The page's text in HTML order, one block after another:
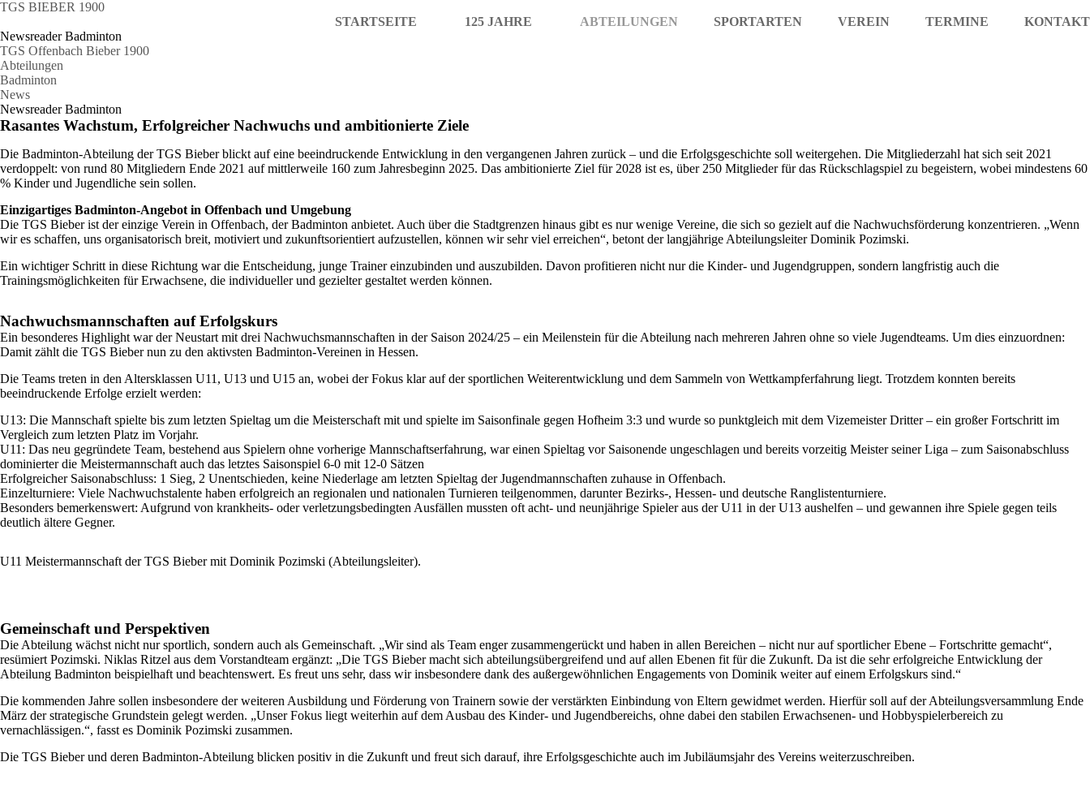
TGS BIEBER 1900
STARTSEITE
125 JAHRE ABTEILUNGEN SPORTARTEN VEREIN TERMINE
KONTAKT
Newsreader Badminton
TGS Offenbach Bieber 1900
Abteilungen
Badminton
News
Newsreader Badminton
Rasantes Wachstum, Erfolgreicher Nachwuchs und ambitionierte Ziele
Die Badminton-Abteilung der TGS Bieber blickt auf eine beeindruckende Entwicklung in den vergangenen Jahren zurück – und die Erfolgsgeschichte soll weitergehen. Die Mitgliederzahl hat sich seit 2021
verdoppelt: von rund 80 Mitgliedern Ende 2021 auf mittlerweile 160 zum Jahresbeginn 2025. Das ambitionierte Ziel für 2028 ist es, über 250 Mitglieder für das Rückschlagspiel zu begeistern, wobei mindestens 60
% Kinder und Jugendliche sein sollen.
Einzigartiges Badminton-Angebot in Offenbach und Umgebung
Die TGS Bieber ist der einzige Verein in Offenbach, der Badminton anbietet. Auch über die Stadtgrenzen hinaus gibt es nur wenige Vereine, die sich so gezielt auf die Nachwuchsförderung konzentrieren. „Wenn
wir es schaffen, uns organisatorisch breit, motiviert und zukunftsorientiert aufzustellen, können wir sehr viel erreichen“, betont der langjährige Abteilungsleiter Dominik Pozimski.
Ein wichtiger Schritt in diese Richtung war die Entscheidung, junge Trainer einzubinden und auszubilden. Davon profitieren nicht nur die Kinder- und Jugendgruppen, sondern langfristig auch die
Trainingsmöglichkeiten für Erwachsene, die individueller und gezielter gestaltet werden können.
Nachwuchsmannschaften auf Erfolgskurs
Ein besonderes Highlight war der Neustart mit drei Nachwuchsmannschaften in der Saison 2024/25 – ein Meilenstein für die Abteilung nach mehreren Jahren ohne so viele Jugendteams. Um dies einzuordnen:
Damit zählt die TGS Bieber nun zu den aktivsten Badminton-Vereinen in Hessen.
Die Teams treten in den Altersklassen U11, U13 und U15 an, wobei der Fokus klar auf der sportlichen Weiterentwicklung und dem Sammeln von Wettkampferfahrung liegt. Trotzdem konnten bereits
beeindruckende Erfolge erzielt werden:
U13: Die Mannschaft spielte bis zum letzten Spieltag um die Meisterschaft mit und spielte im Saisonfinale gegen Hofheim 3:3 und wurde so punktgleich mit dem Vizemeister Dritter – ein großer Fortschritt im
Vergleich zum letzten Platz im Vorjahr.
U11: Das neu gegründete Team, bestehend aus Spielern ohne vorherige Mannschaftserfahrung, war einen Spieltag vor Saisonende ungeschlagen und bereits vorzeitig Meister seiner Liga – zum Saisonabschluss
dominierter die Meistermannschaft auch das letztes Saisonspiel 6-0 mit 12-0 Sätzen
Erfolgreicher Saisonabschluss: 1 Sieg, 2 Unentschieden, keine Niederlage am letzten Spieltag der Jugendmannschaften zuhause in Offenbach.
Einzelturniere: Viele Nachwuchstalente haben erfolgreich an regionalen und nationalen Turnieren teilgenommen, darunter Bezirks-, Hessen- und deutsche Ranglistenturniere.
Besonders bemerkenswert: Aufgrund von krankheits- oder verletzungsbedingten Ausfällen mussten oft acht- und neunjährige Spieler aus der U11 in der U13 aushelfen – und gewannen ihre Spiele gegen teils
deutlich ältere Gegner.
U11 Meistermannschaft der TGS Bieber mit Dominik Pozimski (Abteilungsleiter).
Gemeinschaft und Perspektiven
Die Abteilung wächst nicht nur sportlich, sondern auch als Gemeinschaft. „Wir sind als Team enger zusammengerückt und haben in allen Bereichen – nicht nur auf sportlicher Ebene – Fortschritte gemacht“,
resümiert Pozimski. Niklas Ritzel aus dem Vorstandteam ergänzt: „Die TGS Bieber macht sich abteilungsübergreifend und auf allen Ebenen fit für die Zukunft. Da ist die sehr erfolgreiche Entwicklung der
Abteilung Badminton beispielhaft und beachtenswert. Es freut uns sehr, dass wir insbesondere dank des außergewöhnlichen Engagements von Dominik weiter auf einem Erfolgskurs sind.“
Die kommenden Jahre sollen insbesondere der weiteren Ausbildung und Förderung von Trainern sowie der verstärkten Einbindung von Eltern gewidmet werden. Hierfür soll auf der Abteilungsversammlung Ende
März der strategische Grundstein gelegt werden. „Unser Fokus liegt weiterhin auf dem Ausbau des Kinder- und Jugendbereichs, ohne dabei den stabilen Erwachsenen- und Hobbyspielerbereich zu
vernachlässigen.“, fasst es Dominik Pozimski zusammen.
Die TGS Bieber und deren Badminton-Abteilung blicken positiv in die Zukunft und freut sich darauf, ihre Erfolgsgeschichte auch im Jubiläumsjahr des Vereins weiterzuschreiben.